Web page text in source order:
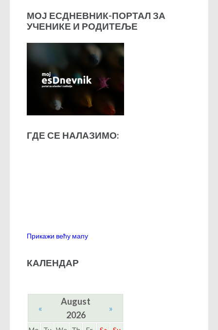
МОЈ ЕСДНЕВНИК-ПОРТАЛ ЗА
УЧЕНИКЕ И РОДИТЕЉЕ
ГДЕ СЕ НАЛАЗИМО:
Прикажи већу мапу
КАЛЕНДАР
«
August
2026
»